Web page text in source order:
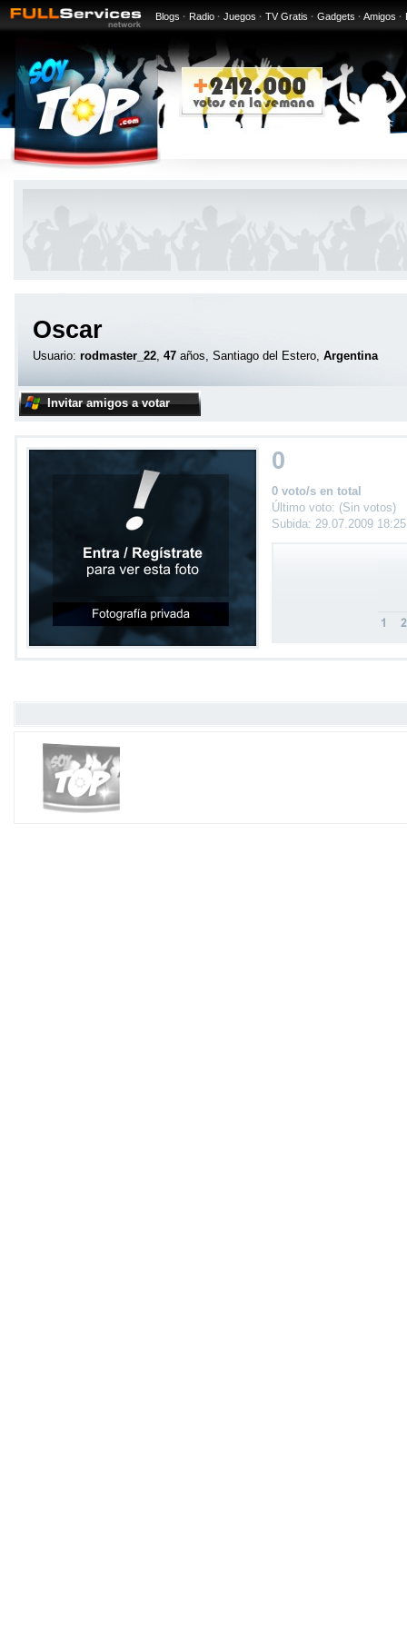
Blogs · Radio · Juegos · TV Gratis · Gadgets · Amigos ·
Oscar
Usuario: rodmaster_22, 47 años, Santiago del Estero, Argentina
Invitar amigos a votar
0
0 voto/s en total
Último voto: (Sin votos)
Subida: 29.07.2009